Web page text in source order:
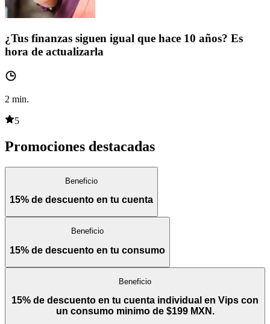
¿Tus finanzas siguen igual que hace 10 años? Es
hora de actualizarla
2 min.
5
Promociones destacadas
Beneficio
15% de descuento en tu cuenta
Beneficio
15% de descuento en tu consumo
Beneficio
15% de descuento en tu cuenta individual en Vips con
un consumo minimo de $199 MXN.